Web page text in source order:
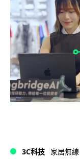
3C科技 家居無線